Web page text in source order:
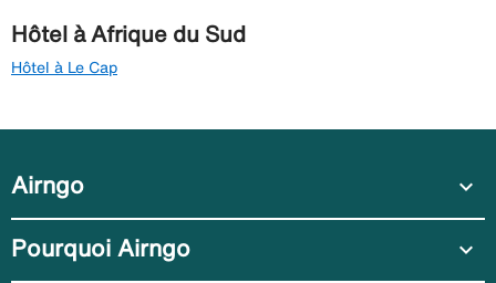
Hôtel à Afrique du Sud
Hôtel à Le Cap
Airngo expand_more
Pourquoi Airngo expand_more